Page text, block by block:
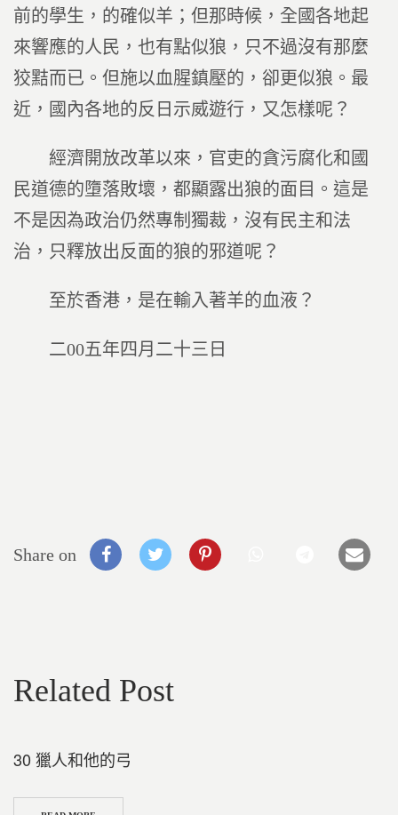
前的學生，的確似羊；但那時候，全國各地起
來響應的人民，也有點似狼，只不過沒有那麼
狡黠而已。但施以血腥鎮壓的，卻更似狼。最
近，國內各地的反日示威遊行，又怎樣呢？
經濟開放改革以來，官吏的貪污腐化和國
民道德的墮落敗壞，都顯露出狼的面目。這是
不是因為政治仍然專制獨裁，沒有民主和法
治，只釋放出反面的狼的邪道呢？
至於香港，是在輸入著羊的血液？
二00五年四月二十三日
Share on
Related Post
30 獵人和他的弓